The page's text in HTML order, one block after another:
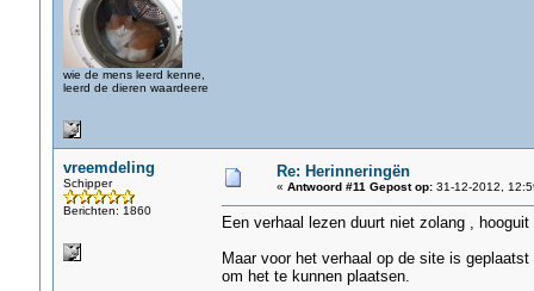
wie de mens leerd kenne,
leerd de dieren waardeere
vreemdeling
Schipper
Berichten: 1860
Re: Herinneringën
« Antwoord #11 Gepost op:31-12-2012,
Een verhaal lezen duurt niet zolang ,
Maar voor het verhaal op de site is
om het te kunnen plaatsen.